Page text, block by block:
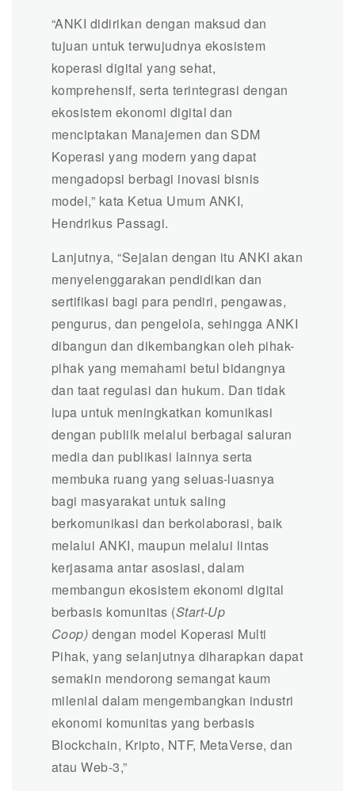
“ANKI didirikan dengan maksud dan
tujuan untuk terwujudnya ekosistem
koperasi digital yang sehat,
komprehensif, serta terintegrasi dengan
ekosistem ekonomi digital dan
menciptakan Manajemen dan SDM
Koperasi yang modern yang dapat
mengadopsi berbagi inovasi bisnis
model,” kata Ketua Umum ANKI,
Hendrikus Passagi.
Lanjutnya, “Sejalan dengan itu ANKI akan
menyelenggarakan pendidikan dan
sertifikasi bagi para pendiri, pengawas,
pengurus, dan pengelola, sehingga ANKI
dibangun dan dikembangkan oleh pihak-
pihak yang memahami betul bidangnya
dan taat regulasi dan hukum. Dan tidak
lupa untuk meningkatkan komunikasi
dengan publilk melalui berbagai saluran
media dan publikasi lainnya serta
membuka ruang yang seluas-luasnya
bagi masyarakat untuk saling
berkomunikasi dan berkolaborasi, baik
melalui ANKI, maupun melalui lintas
kerjasama antar asosiasi, dalam
membangun ekosistem ekonomi digital
berbasis komunitas (Start-Up
Coop) dengan model Koperasi Multi
Pihak, yang selanjutnya diharapkan dapat
semakin mendorong semangat kaum
milenial dalam mengembangkan industri
ekonomi komunitas yang berbasis
Blockchain, Kripto, NTF, MetaVerse, dan
atau Web-3,”